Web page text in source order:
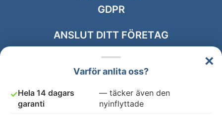
GDPR
ANSLUT DITT FÖRETAG
×
Varför anlita oss?
✓Hela 14 dagars
garanti
— täcker även den
nyinflyttade